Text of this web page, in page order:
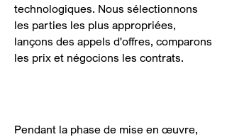
technologiques. Nous sélectionnons
les parties les plus appropriées,
lançons des appels d'offres, comparons
les prix et négocions les contrats.
Pendant la phase de mise en œuvre,